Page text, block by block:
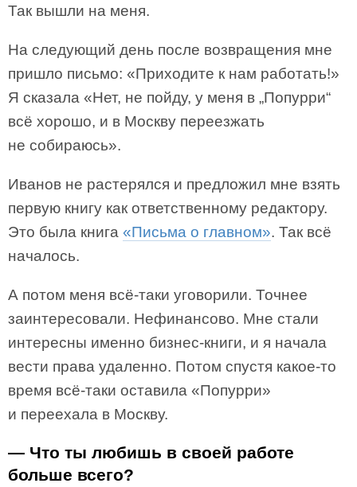
Так вышли на меня.
На следующий день после возвращения мне
пришло письмо: «Приходите к нам работать!»
Я сказала «Нет, не пойду, у меня в „Попурри“
всё хорошо, и в Москву переезжать
не собираюсь».
Иванов не растерялся и предложил мне взять
первую книгу как ответственному редактору.
Это была книга «Письма о главном». Так всё
началось.
А потом меня всё-таки уговорили. Точнее
заинтересовали. Нефинансово. Мне стали
интересны именно бизнес-книги, и я начала
вести права удаленно. Потом спустя какое-то
время всё-таки оставила «Попурри»
и переехала в Москву.
— Что ты любишь в своей работе
больше всего?